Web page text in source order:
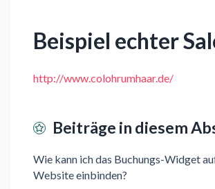
Beispiel echter
http://www.colohrumhaar.de/
Beiträge in diesem
Wie kann ich das Buchungs-Widget
Website einbinden?